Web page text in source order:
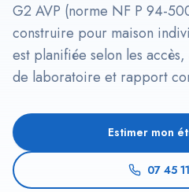
G2 AVP (norme NF P 94-
construire pour maison
est planifiée selon les
de laboratoire et rapport
Estimer mon
07 45